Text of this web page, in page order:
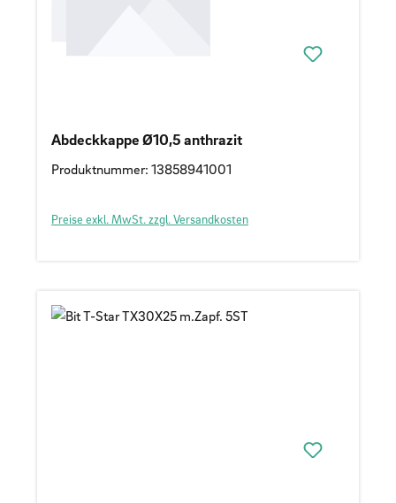
Abdeckkappe Ø10,5 anthrazit
Produktnummer: 13858941001
Preise exkl. MwSt. zzgl. Versandkosten